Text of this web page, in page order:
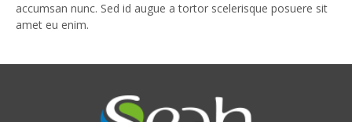
accumsan nunc. Sed id augue a tortor scelerisque posuere sit
amet eu enim.